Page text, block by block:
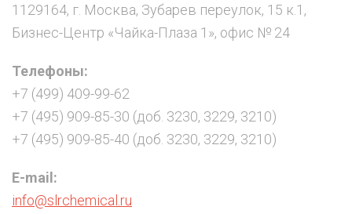
1129164, г. Москва, Зубарев переулок, 15 к.1,
Бизнес-Центр «Чайка-Плаза 1», офис № 24
Телефоны:
+7 (499) 409-99-62
+7 (495) 909-85-30 (доб. 3230, 3229, 3210)
+7 (495) 909-85-40 (доб. 3230, 3229, 3210)
E-mail:
info@slrchemical.ru